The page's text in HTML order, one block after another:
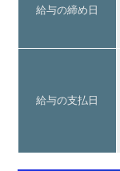
給与の締め日
給与の支払日